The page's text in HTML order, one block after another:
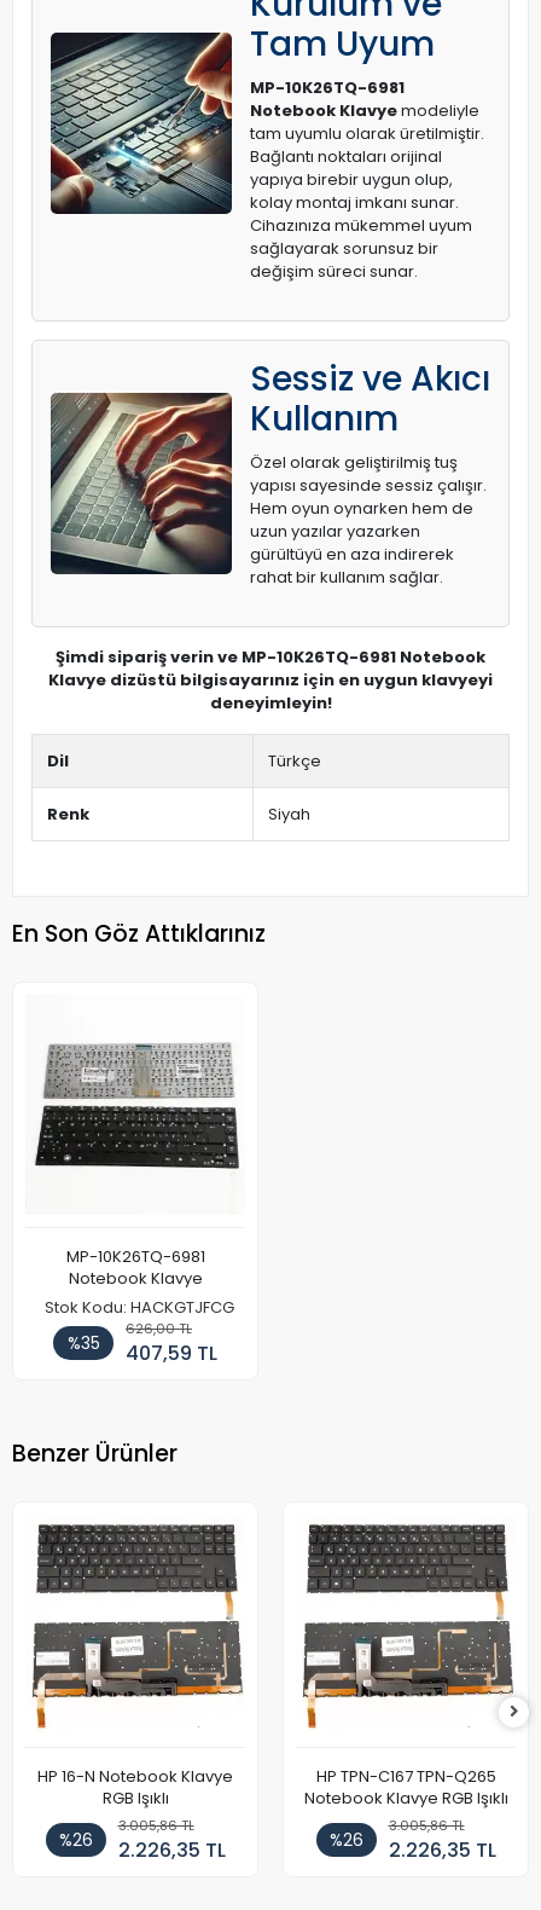
Tam Uyum
MP-10K26TQ-6981
Notebook Klavyemodeliyle
tam uyumlu olarak üretilmiştir.
Bağlantı noktaları orijinal
yapıya birebir uygun olup,
kolay montaj imkanı sunar.
Cihazınıza mükemmel uyum
sağlayarak sorunsuz bir
değişim süreci sunar.
Sessiz ve Akıcı
Kullanım
Özel olarak geliştirilmiş tuş
yapısı sayesinde sessiz çalışır.
Hem oyun oynarken hem de
uzun yazılar yazarken
gürültüyü en aza indirerek
rahat bir kullanım sağlar.
Şimdi sipariş verin ve MP-10K26TQ-6981 Notebook
Klavye dizüstü bilgisayarınız için en uygun klavyeyi
deneyimleyin!
Dil Türkçe
Renk Siyah
En Son Göz Attıklarınız
MP-10K26TQ-6981
Notebook Klavye
Stok Kodu: HACKGTJFCG
%35
626,00 TL
407,59 TL
Benzer Ürünler
HP 16-N Notebook Klavye
RGB Işıklı
%26
3.005,86 TL
2.226,35 TL
HP TPN-C167 TPN-Q265
Notebook Klavye RGB Işıklı
%26
3.005,86 TL
2.226,35 TL